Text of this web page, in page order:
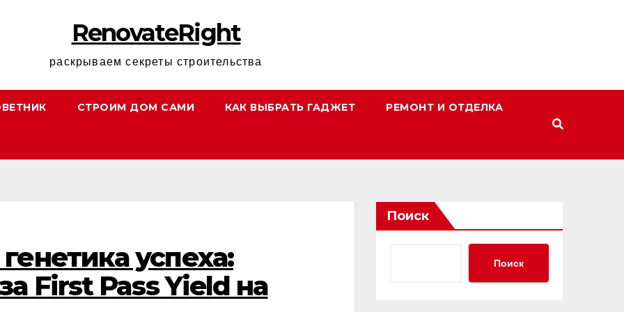
RenovateRight
раскрываем секреты строительства
СТРОИМ ДОМ САМИ КАК ВЫБРАТЬ ГАДЖЕТ РЕМОНТ И ОТДЕЛКА
успеха:
First Pass Yield на
Поиск
Поиск